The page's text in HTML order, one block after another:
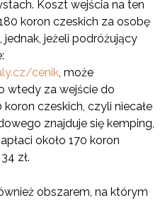
Koszt wejścia na ten
koron czeskich za osobę
jeżeli podróżujący
cenik, może
wtedy za wejście do
koron czeskich, czyli niecałe
znajduje się kemping,
około 170 koron
zł.
obszarem, na którym